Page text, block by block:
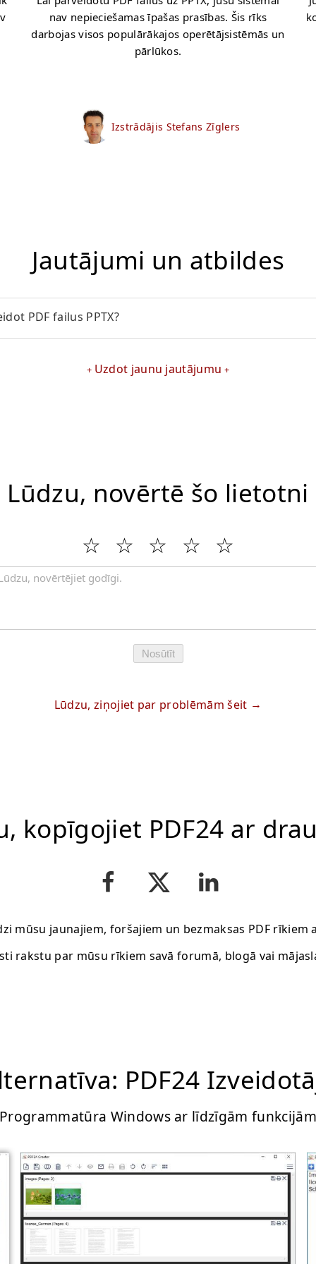
nav nepieciešamas īpašas prasības. Šis rīks
darbojas visos populārākajos operētājsistēmās un
pārlūkos.
Izstrādājis Stefans Zīglers
Jautājumi un atbildes
PDF failus PPTX?
Uzdot jaunu jautājumu
Lūdzu, novērtē šo lietotni
Nosūtīt
Lūdzu, ziņojiet par problēmām šeit
kopīgojiet PDF24 ar
mūsu jaunajiem, foršajiem un bezmaksas PDF rīkiem
rakstu par mūsu rīkiem savā forumā, blogā vai
PDF24
Programmatūra Windows ar līdzīgām funkcijām